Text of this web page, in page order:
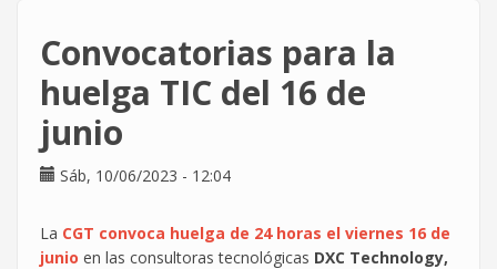
con
huelga
convocada?
Convocatorias para la
huelga TIC del 16 de
junio
Sáb, 10/06/2023 - 12:04
La CGT convoca huelga de 24 horas el viernes 16 de
junio en las consultoras tecnológicas DXC Technology,